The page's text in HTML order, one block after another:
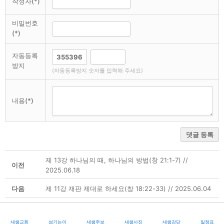
비밀번호
(*)
자동등록
방지
(자동등록방지 숫자를 입력해 주세요)
내용(*)
댓글 등록
이전
제 13강 하나님의 때, 하나님의 방법(창 21:1-7) //
2025.06.18
다음 제 11강 재판 제대로 하세요(창 18:22-33) // 2025.06.04
새샘교회 섬기는이 새샘주보 새샘사진 새샘강단 일정표